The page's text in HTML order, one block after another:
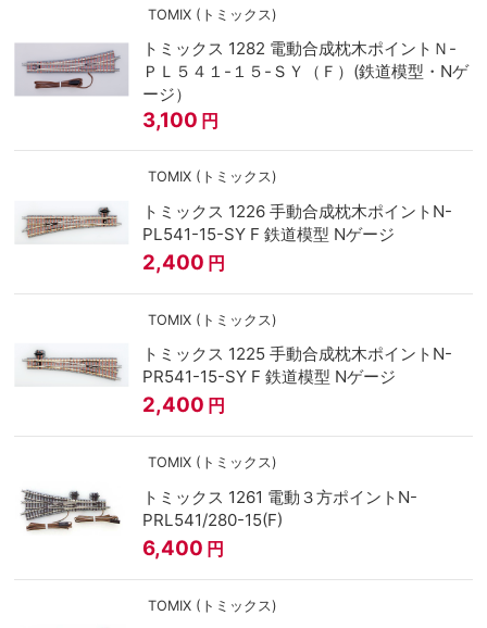
TOMIX (トミックス)
トミックス 1282 電動合成枕木ポイントＮ-
ＰＬ５４１-１５-ＳＹ（Ｆ）(鉄道模型・Nゲ
ージ）
3,100 円
TOMIX (トミックス)
トミックス 1226 手動合成枕木ポイントN-
PL541-15-SY F 鉄道模型 Nゲージ
2,400 円
TOMIX (トミックス)
トミックス 1225 手動合成枕木ポイントN-
PR541-15-SY F 鉄道模型 Nゲージ
2,400 円
TOMIX (トミックス)
トミックス 1261 電動３方ポイントN-
PRL541/280-15(F)
6,400 円
TOMIX (トミックス)